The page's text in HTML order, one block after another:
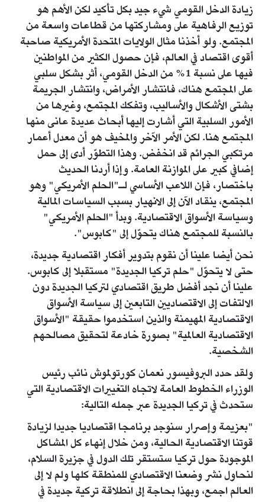
زيادة الدخل القومي شيء جيد بكل تأكيد لكن الأهم هو
توزيع الرفاهية على ومشاركتها من قطاعات واسعة من
المجتمع. ولو أخذنا مثال الولايات المتحدة الأمريكية صاحبة
أقوى اقتصاد في العالم، فإن حصول الكثير من المواطنين
فيها على نسبة 1% من الدخل القومي، أثر بشكل سلبي
على المجتمع هناك، فانتشار الأمراض، وانتشار الجريمة
بشتى الأشكال والأساليب، وتفكك المجتمع، وغيرها من
الأمور السلبية التي أشارت إليها أبحاث عديدة عانى منها
المجتمع هنا. لكن الأمر الآخر والمخيف هو أن معدل أعمار
مرتكبي الجرائم قد انخفض. وهذا التطوّر أدى إلى حمل
إضافي كبير على الموازنة العامة. وإذا أردنا الحديث
باختصار، فإن اللاعب الأساسي لـ"الحلم الأمريكي" وهو
المجتمع، ينقاد الآن إلى الانهيار بسبب السياسات المالية
وسياسة الأسواق الاقتصادية. وبدأ "الحلم الأمريكي"
بالنسبة للمجتمع هناك يتحوّل إلى "كابوس".
نحن أيضا علينا أن نقوم بتدوير أفكار اقتصادية جديدة،
حتى لا يتحوّل "حلم تركيا الجديدة" مستقبلا إلى كابوس.
علينا أن نجد أفضل طريق اقتصادي لتركيا الجديدة دون
الالتفات إلى الاقتصاديين التابعين إلى سياسة الأسواق
الاقتصادية المهيمنة والذين استخدموا حقيقة "الأسواق
الاقتصادية العالمية" بصورة خادعة لتحقيق مصالحهم
الشخصية.
ولقد حدد البروفيسور نعمان كورتولموش نائب رئيس
الوزراء الخطوط العامة لاتجاه التغييرات الاقتصادية التي
ستحدث في تركيا الجديدة عبر جمله التالية:
"بعزيمة وإصرار سنوجد برنامجا اقتصاديا جديدا لزيادة
قوتنا الاقتصادية الحالية، ومن خلال إنهاء كل المشاكل
الموجودة حول تركيا ستستقر تلك الدول في جزيرة السلام،
لنحاول نشر وضعنا الاقتصادي للمنطقة كلها ولم لا إلى
العالم اجمع، وبهذا بحاجة إلى انطلاقة تركية جديدة في